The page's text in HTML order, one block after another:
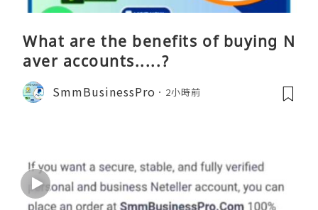
What are the benefits of buying N
aver accounts.....?
SmmBusinessPro 2小時前